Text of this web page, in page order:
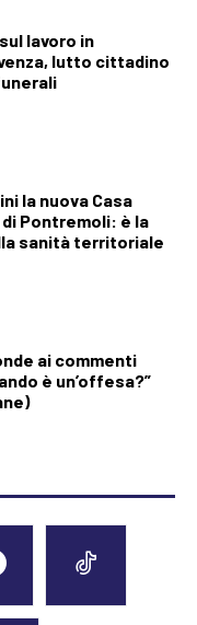
lavoro in
lutto cittadino
la nuova Casa
Pontremoli: è la
sanità territoriale
ai commenti
è un’offesa?”